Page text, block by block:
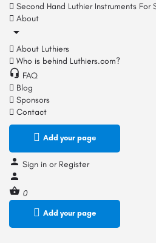
Second Hand Luthier Instruments For
About
About Luthiers
Who is behind Luthiers.com?
FAQ
Blog
Sponsors
Contact
Add your page
Sign in or Register
0
Add your page